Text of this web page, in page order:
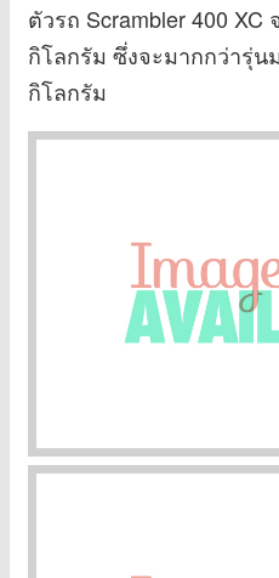
ตัวรถ Scrambler 400
กิโลกรัม ซึ่งจะมากกว่ารุ่
กิโลกรัม